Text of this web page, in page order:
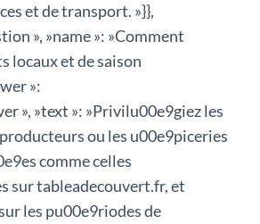
et de transport. »}},
», »name »: »Comment
locaux et de saison
»:
», »text »: »Privilu00e9giez les
ou les u00e9piceries
comme celles
sur tableadecouvert.fr, et
les pu00e9riodes de